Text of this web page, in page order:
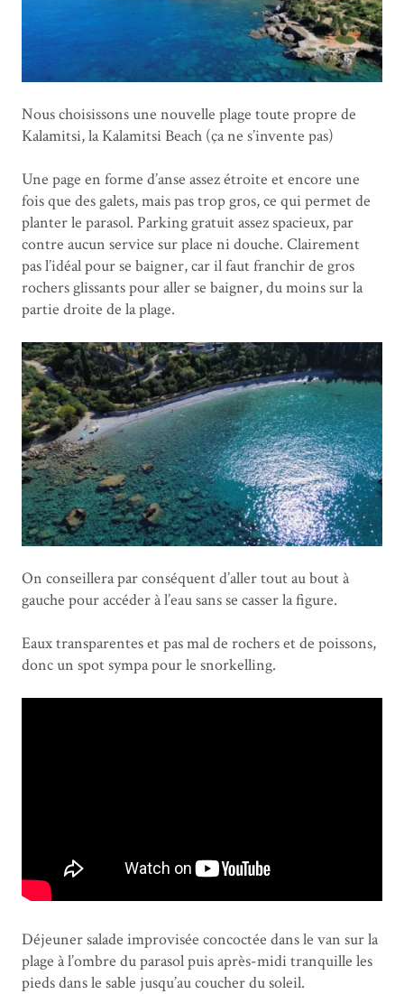
Nous choisissons une nouvelle plage toute propre de
Kalamitsi, la Kalamitsi Beach (ça ne s’invente pas)
Une page en forme d’anse assez étroite et encore une
fois que des galets, mais pas trop gros, ce qui permet de
planter le parasol. Parking gratuit assez spacieux, par
contre aucun service sur place ni douche. Clairement
pas l’idéal pour se baigner, car il faut franchir de gros
rochers glissants pour aller se baigner, du moins sur la
partie droite de la plage.
On conseillera par conséquent d’aller tout au bout à
gauche pour accéder à l’eau sans se casser la figure.
Eaux transparentes et pas mal de rochers et de poissons,
donc un spot sympa pour le snorkelling.
Déjeuner salade improvisée concoctée dans le van sur la
plage à l’ombre du parasol puis après-midi tranquille les
pieds dans le sable jusqu’au coucher du soleil.